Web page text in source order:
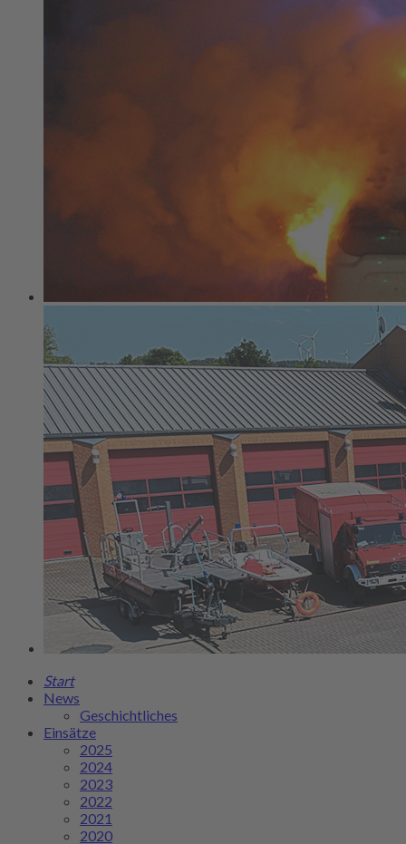
Start
News
Geschichtliches
Einsätze
2025
2024
2023
2022
2021
2020